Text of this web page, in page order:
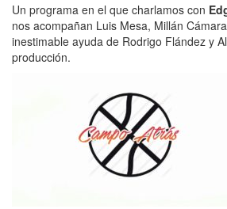
Un programa en el que charlamos con
nos acompañan Luis Mesa, Millán
inestimable ayuda de Rodrigo Flández y
producción.